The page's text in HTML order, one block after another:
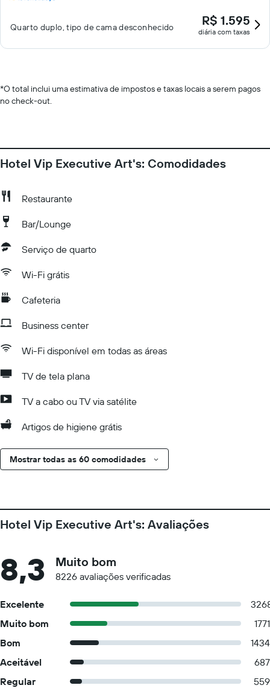
Quarto duplo, tipo de cama desconhecido R$ 1.595
diária com taxas
*O total inclui uma estimativa de impostos e taxas locais a serem pagos
no check-out.
Hotel Vip Executive Art's: Comodidades
Restaurante
Bar/Lounge
Serviço de quarto
Wi-Fi grátis
Cafeteria
Business center
Wi-Fi disponível em todas as áreas
TV de tela plana
TV a cabo ou TV via satélite
Artigos de higiene grátis
Mostrar todas as 60 comodidades
Hotel Vip Executive Art's: Avaliações
8,3 Muito bom
8226 avaliações verificadas
Excelente
Muito bom
1771
Bom
1434
Aceitável
687
Regular
559